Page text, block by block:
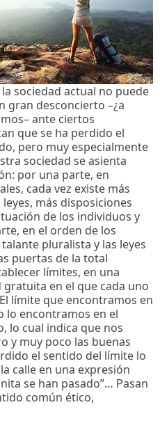
sociedad actual no puede
gran desconcierto –¿a
ante ciertos
que se ha perdido el
pero muy especialmente
sociedad se asienta
por una parte, en
cada vez existe más
más disposiciones
de los individuos y
en el orden de los
pluralista y las leyes
puertas de la total
límites, en una
en el que cada uno
límite que encontramos en
lo encontramos en el
lo cual indica que nos
y muy poco las buenas
el sentido del límite lo
calle en una expresión
se han pasado”… Pasan
común ético,